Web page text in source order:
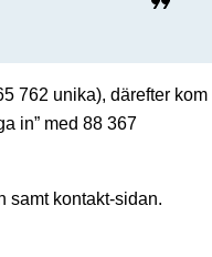
762 unika), därefter kom
in” med 88 367
samt kontakt-sidan.